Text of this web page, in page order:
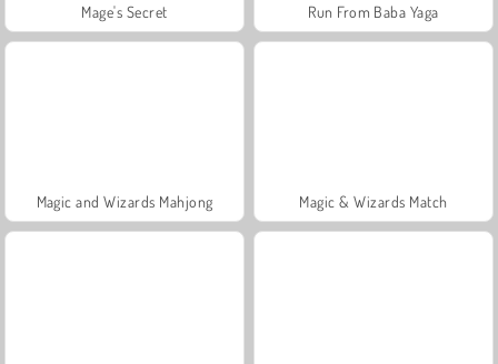
Mage's Secret Run From Baba Yaga
Magic and Wizards Mahjong Magic & Wizards Match